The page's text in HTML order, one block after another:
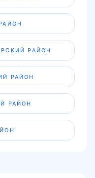
РАЙОН
РАЙОН
РАЙОН